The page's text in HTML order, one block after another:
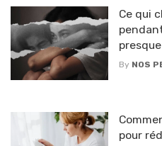
Ce qui
By NOS
pour